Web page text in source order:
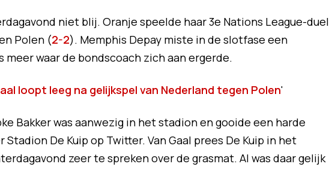
niet blij. Oranje speelde haar 3e Nations League-duel
Polen (2-2). Memphis Depay miste in de slotfase een
meer waar de bondscoach zich aan ergerde.
loopt leeg na gelijkspel van Nederland tegen Polen'
Bakker was aanwezig in het stadion en gooide een harde
Stadion De Kuip op Twitter. Van Gaal prees De Kuip in het
zeer te spreken over de grasmat. Al was daar gelijk